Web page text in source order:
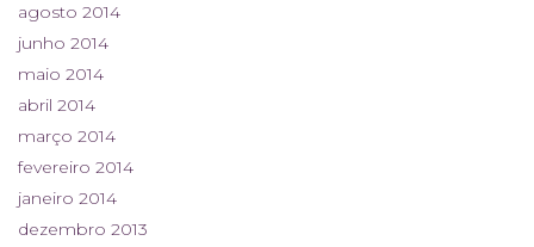
agosto 2014
junho 2014
maio 2014
abril 2014
março 2014
fevereiro 2014
janeiro 2014
dezembro 2013